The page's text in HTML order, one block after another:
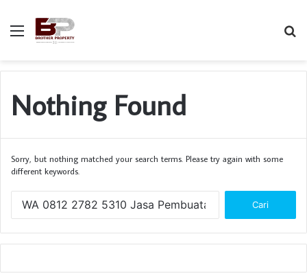
Menu
Nothing Found
Sorry, but nothing matched your search terms. Please try again with some
different keywords.
n